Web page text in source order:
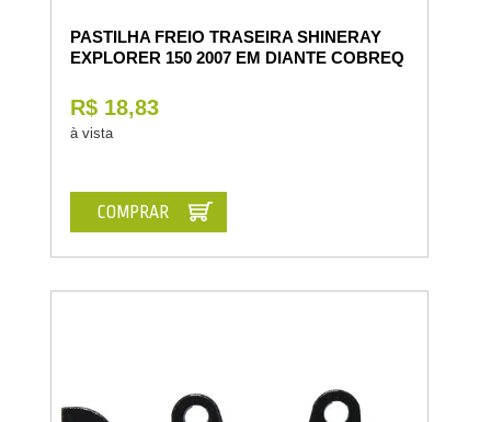
PASTILHA FREIO TRASEIRA SHINERAY
EXPLORER 150 2007 EM DIANTE COBREQ
R$ 18,83
à vista
COMPRAR